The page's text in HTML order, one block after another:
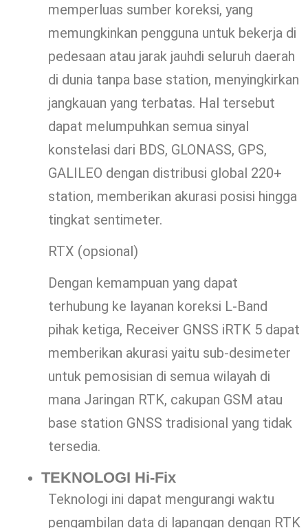
memperluas sumber koreksi, yang
memungkinkan pengguna untuk bekerja di
pedesaan atau jarak jauhdi seluruh daerah
di dunia tanpa base station, menyingkirkan
jangkauan yang terbatas. Hal tersebut
dapat melumpuhkan semua sinyal
konstelasi dari BDS, GLONASS, GPS,
GALILEO dengan distribusi global 220+
station, memberikan akurasi posisi hingga
tingkat sentimeter.
RTX (opsional)
Dengan kemampuan yang dapat
terhubung ke layanan koreksi L-Band
pihak ketiga, Receiver GNSS iRTK 5 dapat
memberikan akurasi yaitu sub-desimeter
untuk pemosisian di semua wilayah di
mana Jaringan RTK, cakupan GSM atau
base station GNSS tradisional yang tidak
tersedia.
TEKNOLOGI Hi-Fix
Teknologi ini dapat mengurangi waktu
pengambilan data di lapangan dengan RTK